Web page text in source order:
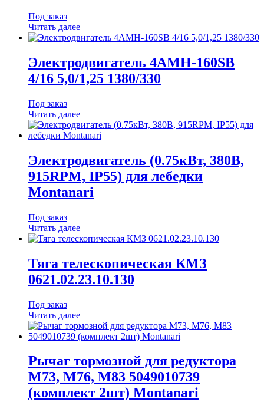
Под заказ
Читать далее
Электродвигатель 4АМН-160SB
4/16 5,0/1,25 1380/330
Под заказ
Читать далее
Электродвигатель (0.75кВт, 380В,
915RPM, IP55) для лебедки
Montanari
Под заказ
Читать далее
Тяга телескопическая КМЗ
0621.02.23.10.130
Под заказ
Читать далее
Рычаг тормозной для редуктора
М73, М76, М83 5049010739
(комплект 2шт) Montanari